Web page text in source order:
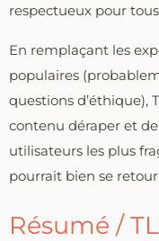
respectueux pour
En remplaçant les
populaires
questions d’éthique),
contenu déraper et
utilisateurs les plus
pourrait bien se
Résumé /